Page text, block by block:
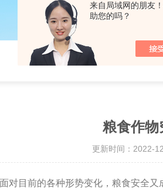
来自局域网的朋友
助您的吗？
粮食作物
更新时间：2022-
对目前的各种形势变化，粮食安全